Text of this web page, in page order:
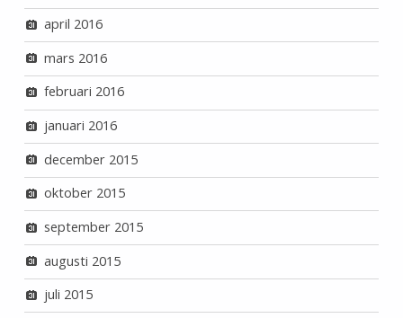
april 2016
mars 2016
februari 2016
januari 2016
december 2015
oktober 2015
september 2015
augusti 2015
juli 2015